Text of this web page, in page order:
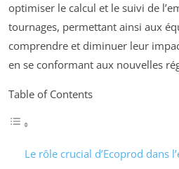
optimiser le calcul et le suivi de
tournages, permettant ainsi aux
comprendre et diminuer leur
en se conformant aux nouvelles
Table of Contents
Le rôle crucial d’Ecoprod dans